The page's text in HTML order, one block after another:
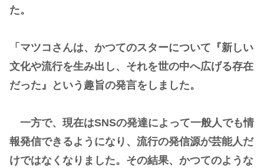
た。
「マツコさんは、かつてのスターについて『新しい
文化や流行を生み出し、それを世の中へ広げる存在
だった』という趣旨の発言をしました。
一方で、現在はSNSの発達によって一般人でも情
報発信できるようになり、流行の発信源が芸能人だ
けではなくなりました。その結果、かつてのような